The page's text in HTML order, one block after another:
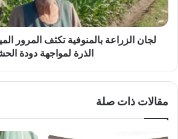
زراعات
الذرة
لمواجهة
لجان الزراعة بالمنوفية تكثف المرور
الذرة لمواجهة دودة
مقالات ذات صلة